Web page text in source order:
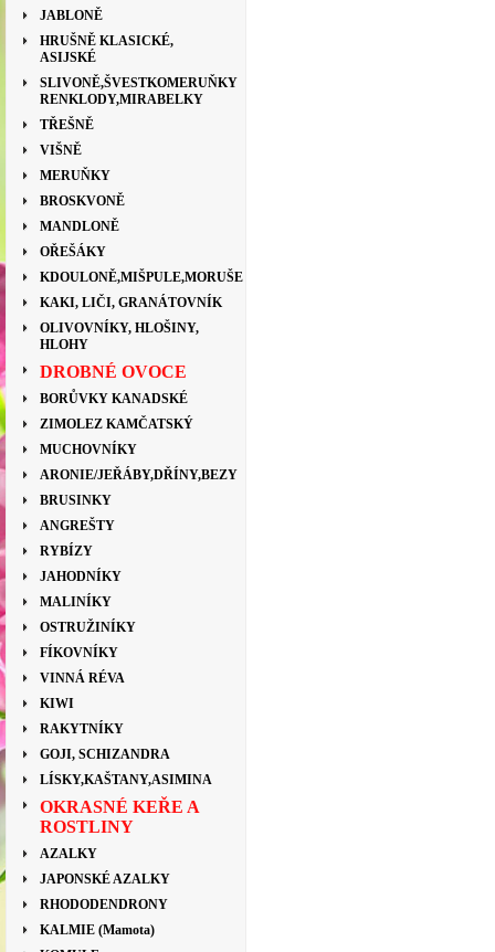
JABLONĚ
HRUŠNĚ KLASICKÉ,
ASIJSKÉ
SLIVONĚ,ŠVESTKOMERUŇKY
RENKLODY,MIRABELKY
TŘEŠNĚ
VIŠNĚ
MERUŇKY
BROSKVONĚ
MANDLONĚ
OŘEŠÁKY
KDOULONĚ,MIŠPULE,MORUŠE
KAKI, LIČI, GRANÁTOVNÍK
OLIVOVNÍKY, HLOŠINY,
HLOHY
DROBNÉ OVOCE
BORŮVKY KANADSKÉ
ZIMOLEZ KAMČATSKÝ
MUCHOVNÍKY
ARONIE/JEŘÁBY,DŘÍNY,BEZY
BRUSINKY
ANGREŠTY
RYBÍZY
JAHODNÍKY
MALINÍKY
OSTRUŽINÍKY
FÍKOVNÍKY
VINNÁ RÉVA
KIWI
RAKYTNÍKY
GOJI, SCHIZANDRA
LÍSKY,KAŠTANY,ASIMINA
OKRASNÉ KEŘE A
ROSTLINY
AZALKY
JAPONSKÉ AZALKY
RHODODENDRONY
KALMIE (Mamota)